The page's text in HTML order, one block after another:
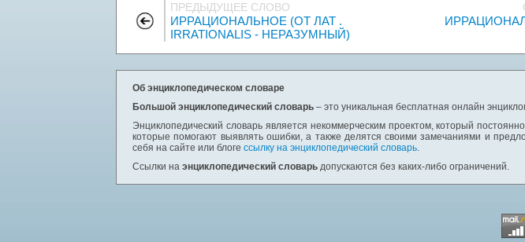
ПРЕДЫДУЩЕЕ СЛОВО
ИРРАЦИОНАЛЬНОЕ (ОТ ЛАТ .
IRRATIONALIS - НЕРАЗУМНЫЙ)
Об энциклопедическом словаре
Большой энциклопедический словарь – это уникальная бесплатная онлайн
Энциклопедический словарь является некоммерческим проектом, который
которые помогают выявлять ошибки, а также делятся своими замечаниями и
себя на сайте или блоге ссылку на энциклопедический словарь.
Ссылки на энциклопедический словарь допускаются без каких-либо ограничений.